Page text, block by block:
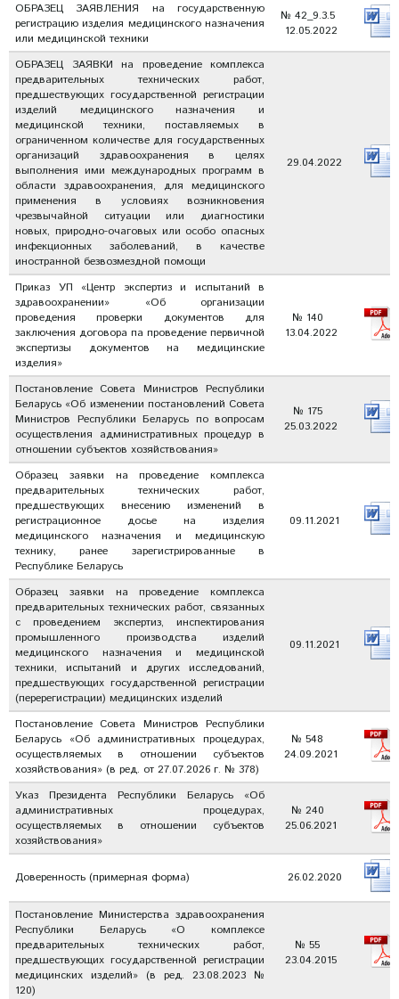
ОБРАЗЕЦ ЗАЯВЛЕНИЯ на государственную
регистрацию изделия медицинского назначения
или медицинской техники
№ 42_9.3.5
12.05.2022
ОБРАЗЕЦ ЗАЯВКИ на проведение комплекса
предварительных технических работ,
предшествующих государственной регистрации
изделий медицинского назначения и
медицинской техники, поставляемых в
ограниченном количестве для государственных
организаций здравоохранения в целях
выполнения ими международных программ в
области здравоохранения, для медицинского
применения в условиях возникновения
чрезвычайной ситуации или диагностики
новых, природно-очаговых или особо опасных
инфекционных заболеваний, в качестве
иностранной безвозмездной помощи
29.04.2022
Приказ УП «Центр экспертиз и испытаний в
здравоохранении» «Об организации
проведения проверки документов для
заключения договора па проведение первичной
экспертизы документов на медицинские
изделия»
№ 140
13.04.2022
Постановление Совета Министров Республики
Беларусь «Об изменении постановлений Совета
Министров Республики Беларусь по вопросам
осуществления административных процедур в
отношении субъектов хозяйствования»
№ 175
25.03.2022
Образец заявки на проведение комплекса
предварительных технических работ,
предшествующих внесению изменений в
регистрационное досье на изделия
медицинского назначения и медицинскую
технику, ранее зарегистрированные в
Республике Беларусь
09.11.2021
Образец заявки на проведение комплекса
предварительных технических работ, связанных
с проведением экспертиз, инспектирования
промышленного производства изделий
медицинского назначения и медицинской
техники, испытаний и других исследований,
предшествующих государственной регистрации
(перерегистрации) медицинских изделий
09.11.2021
Постановление Совета Министров Республики
Беларусь «Об административных процедурах,
осуществляемых в отношении субъектов
хозяйствования» (в ред. от 27.07.2026 г. № 378)
№ 548
24.09.2021
Указ Президента Республики Беларусь «Об
административных процедурах,
осуществляемых в отношении субъектов
хозяйствования»
№ 240
25.06.2021
Доверенность (примерная форма) 26.02.2020
Постановление Министерства здравоохранения
Республики Беларусь «О комплексе
предварительных технических работ,
предшествующих государственной регистрации
медицинских изделий» (в ред. 23.08.2023 №
120)
№ 55
23.04.2015